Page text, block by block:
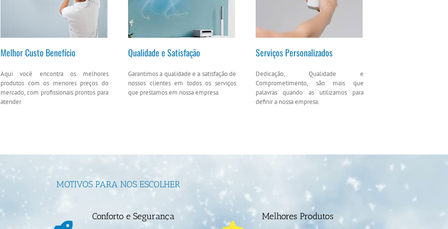
Melhor Custo Benefício
Aqui você encontra os melhores
produtos com os menores preços do
mercado, com profissionais prontos para
atender.
Qualidade e Satisfação
Garantimos a qualidade e a satisfação de
nossos clientes em todos os serviços
que prestamos em nossa empresa.
Serviços Personalizados
Dedicação, Qualidade e
Comprometimento, são mais que
palavras quando as utilizamos para
definir a nossa empresa.
MOTIVOS PARA NOS ESCOLHER
Conforto e Segurança Melhores Produtos